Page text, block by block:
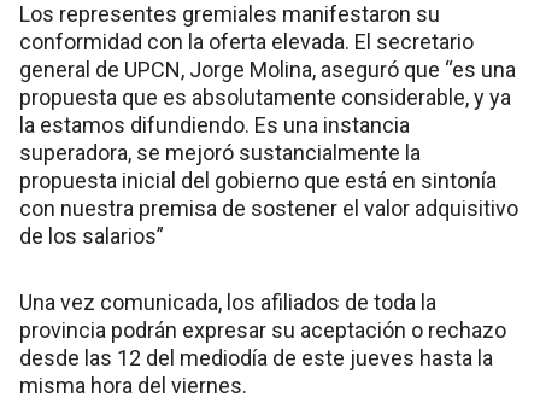
Los representes gremiales manifestaron su
conformidad con la oferta elevada. El secretario
general de UPCN, Jorge Molina, aseguró que “es una
propuesta que es absolutamente considerable, y ya
la estamos difundiendo. Es una instancia
superadora, se mejoró sustancialmente la
propuesta inicial del gobierno que está en sintonía
con nuestra premisa de sostener el valor adquisitivo
de los salarios”
Una vez comunicada, los afiliados de toda la
provincia podrán expresar su aceptación o rechazo
desde las 12 del mediodía de este jueves hasta la
misma hora del viernes.